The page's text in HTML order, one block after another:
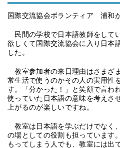
国際交流協会ボランティア 浦和
民間の学校で日本語教師をして
欲しくて国際交流協会に入り日本
した。
教室参加者の来日理由はさまざ
常生活で使うのかその人の実用性
す。「分かった！」と笑顔で言わ
使っていた日本語の意味を考えさ
上がるのが楽しいですね。
教室は日本語を学ぶだけでなく
の場としての役割も担っています
もってしまう人でも、教室には出